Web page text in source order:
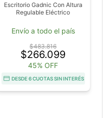
Escritorio Gadnic Con Altura
Regulable Eléctrico
Envío a todo el país
$483.816
$266.099
45% OFF
DESDE 6 CUOTAS SIN INTERÉS